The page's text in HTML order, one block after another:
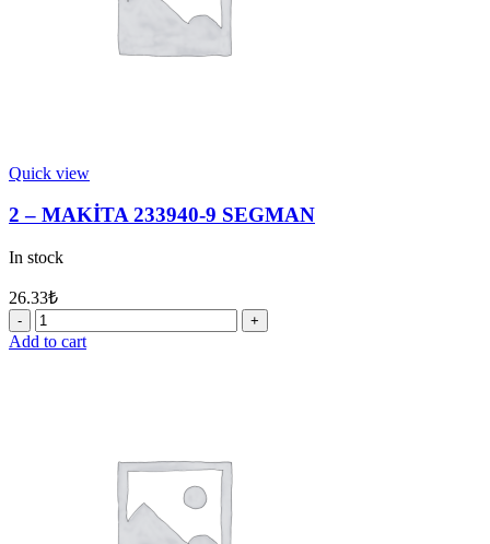
Quick view
2 – MAKİTA 233940-9 SEGMAN
In stock
26.33₺
2
-
Add to cart